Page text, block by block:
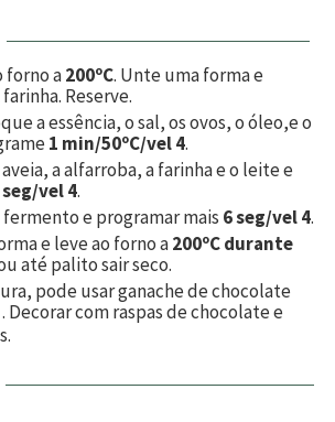
forno a200ºC. Unte uma forma e
Reserve.
a essência, o sal, os ovos, o óleo,e o
1 min/50ºC/vel 4.
a alfarroba, a farinha e o leite e
seg/vel 4.
e programar mais 6 seg/vel 4.
e leve ao forno a200ºC durante
até palito sair seco.
pode usar ganache de chocolate
. Decorar com raspas de chocolate e